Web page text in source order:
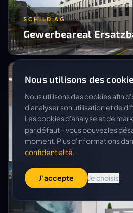
SCHILD AG
Gewerbeareal
Nous utilisons des
Nous utilisons des cookies afin
d'analyser son utilisation et de
Les cookies d'analyse et de
par défaut – vous pouvez les
moment. Plus d'informations
confidentialité.
J'accepte Je choisis